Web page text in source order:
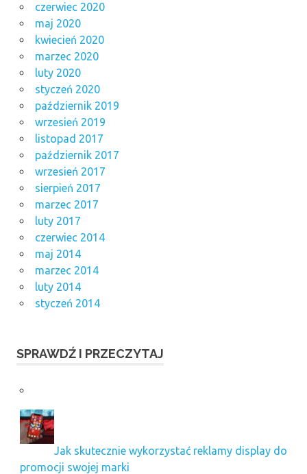
czerwiec 2020
maj 2020
kwiecień 2020
marzec 2020
luty 2020
styczeń 2020
październik 2019
wrzesień 2019
listopad 2017
październik 2017
wrzesień 2017
sierpień 2017
marzec 2017
luty 2017
czerwiec 2014
maj 2014
marzec 2014
luty 2014
styczeń 2014
SPRAWDŹ I PRZECZYTAJ
Jak skutecznie wykorzystać reklamy display do
promocji swojej marki